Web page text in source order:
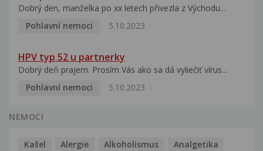
Dobrý den, manželka po xx letech přivezla z Východu...
Pohlavní nemoci
5.10.2023
HPV typ 52 u partnerky
Dobrý deň prajem. Prosím Vás ako sa dá vyliečiť vírus...
Pohlavní nemoci
5.10.2023
NEMOCI
Kašel Alergie Alkoholismus
Analgetika